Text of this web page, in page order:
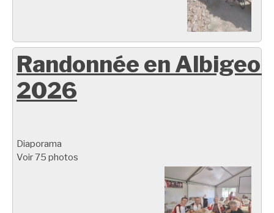
Randonnée en
2026
Diaporama
Voir 75 photos